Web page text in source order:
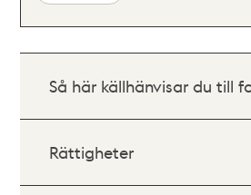
Så här källhänvisar du till
Rättigheter